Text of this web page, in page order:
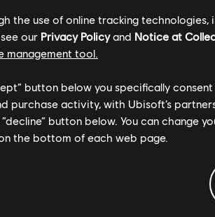
the use of online tracking technologies,
our Privacy Policyand Notice at
management tool.
button below you specifically
purchase activity, with Ubisoft’s
button below. You can change
the bottom of each web page.